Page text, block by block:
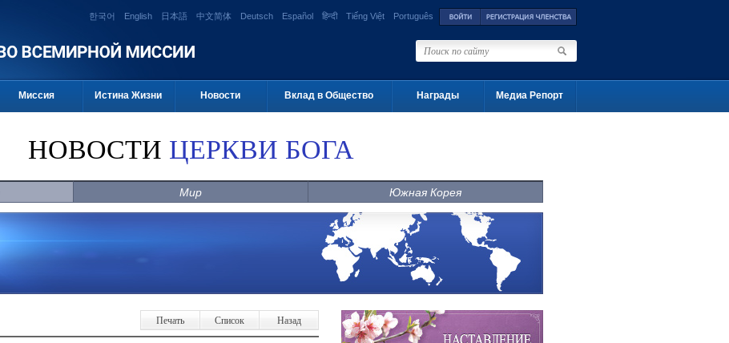
한국어 English 日本語 中文简体 Deutsch Español हिन्दी Tiếng Việt Português
Миссия Истина Жизни Новости Вклад в Общество Награды Медиа Репорт
НОВОСТИ ЦЕРКВИ БОГА
Мир Южная Корея
Печать Список Назад